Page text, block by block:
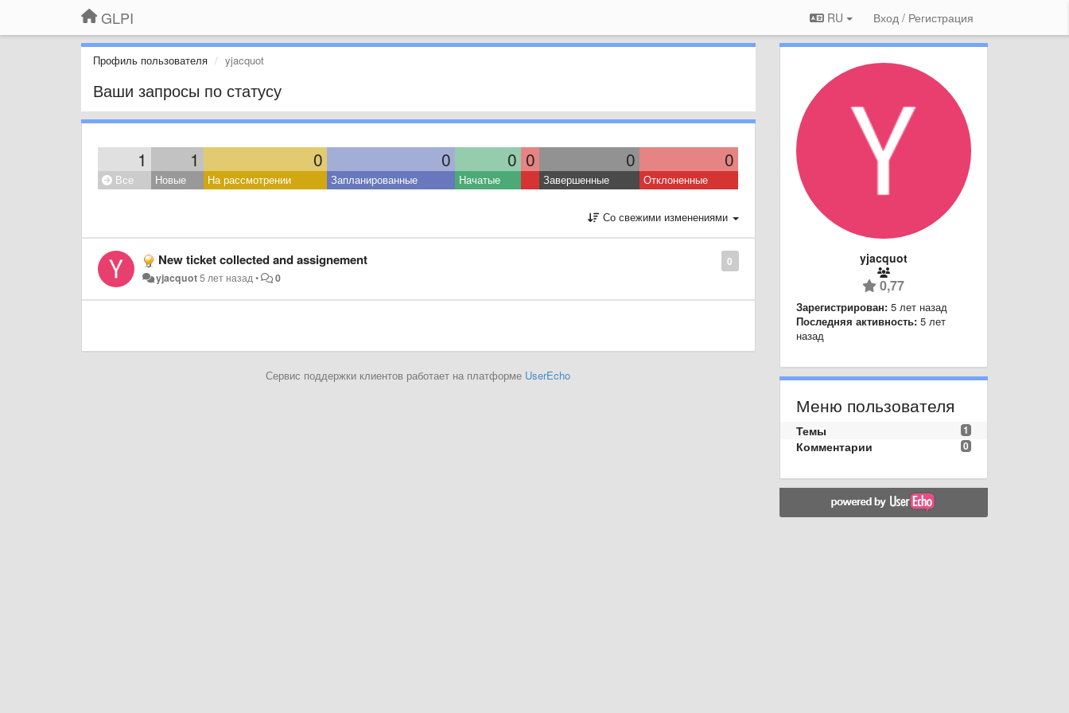
GLPI RU Вход / Регистрация
Профиль пользователя yjacquot
Ваши запросы по статусу
1 1 0 0 0 0 0 0
Все Новые На рассмотрении Запланированные Начатые Завершенные Отклоненные
Со свежими изменениями
0
New ticket collected and assignement
yjacquot5 лет назад• 0
Сервис поддержки клиентов работает на платформе UserEcho
yjacquot
0,77
Зарегистрирован: 5 лет назад
Последняя активность: 5 лет
назад
Меню пользователя
1
Темы
0
Комментарии